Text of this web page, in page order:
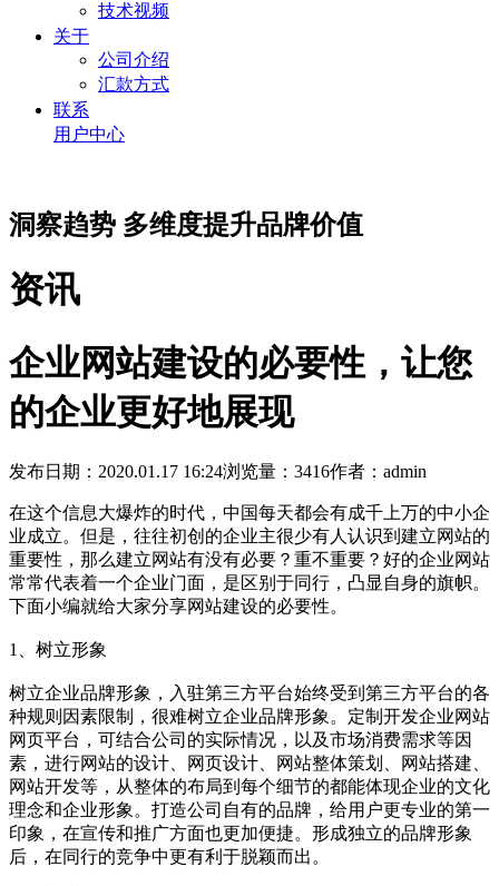
技术视频
关于
公司介绍
汇款方式
联系
用户中心
洞察趋势 多维度提升品牌价值
资讯
企业网站建设的必要性，让您
的企业更好地展现
发布日期：2020.01.17 16:24浏览量：3416作者：admin
在这个信息大爆炸的时代，中国每天都会有成千上万的中小企
业成立。但是，往往初创的企业主很少有人认识到建立网站的
重要性，那么建立网站有没有必要？重不重要？好的企业网站
常常代表着一个企业门面，是区别于同行，凸显自身的旗帜。
下面小编就给大家分享网站建设的必要性。
1、树立形象
树立企业品牌形象，入驻第三方平台始终受到第三方平台的各
种规则因素限制，很难树立企业品牌形象。定制开发企业网站
网页平台，可结合公司的实际情况，以及市场消费需求等因
素，进行网站的设计、网页设计、网站整体策划、网站搭建、
网站开发等，从整体的布局到每个细节的都能体现企业的文化
理念和企业形象。打造公司自有的品牌，给用户更专业的第一
印象，在宣传和推广方面也更加便捷。形成独立的品牌形象
后，在同行的竞争中更有利于脱颖而出。